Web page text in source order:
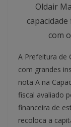
Oldair
com
A Prefeitura de
com grandes
nota A na
fiscal avaliado
financeira de
recoloca a